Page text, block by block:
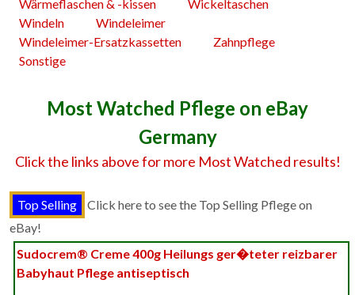
Wärmeflaschen & -kissen
Wickeltaschen
Windeln
Windeleimer
Windeleimer-Ersatzkassetten
Zahnpflege
Sonstige
Most Watched Pflege on eBay
Germany
Click the links above for more Most Watched results!
Click here to see the Top Selling Pflege on
eBay!
Sudocrem® Creme 400g Heilungs ger�teter reizbarer
Babyhaut Pflege antiseptisch